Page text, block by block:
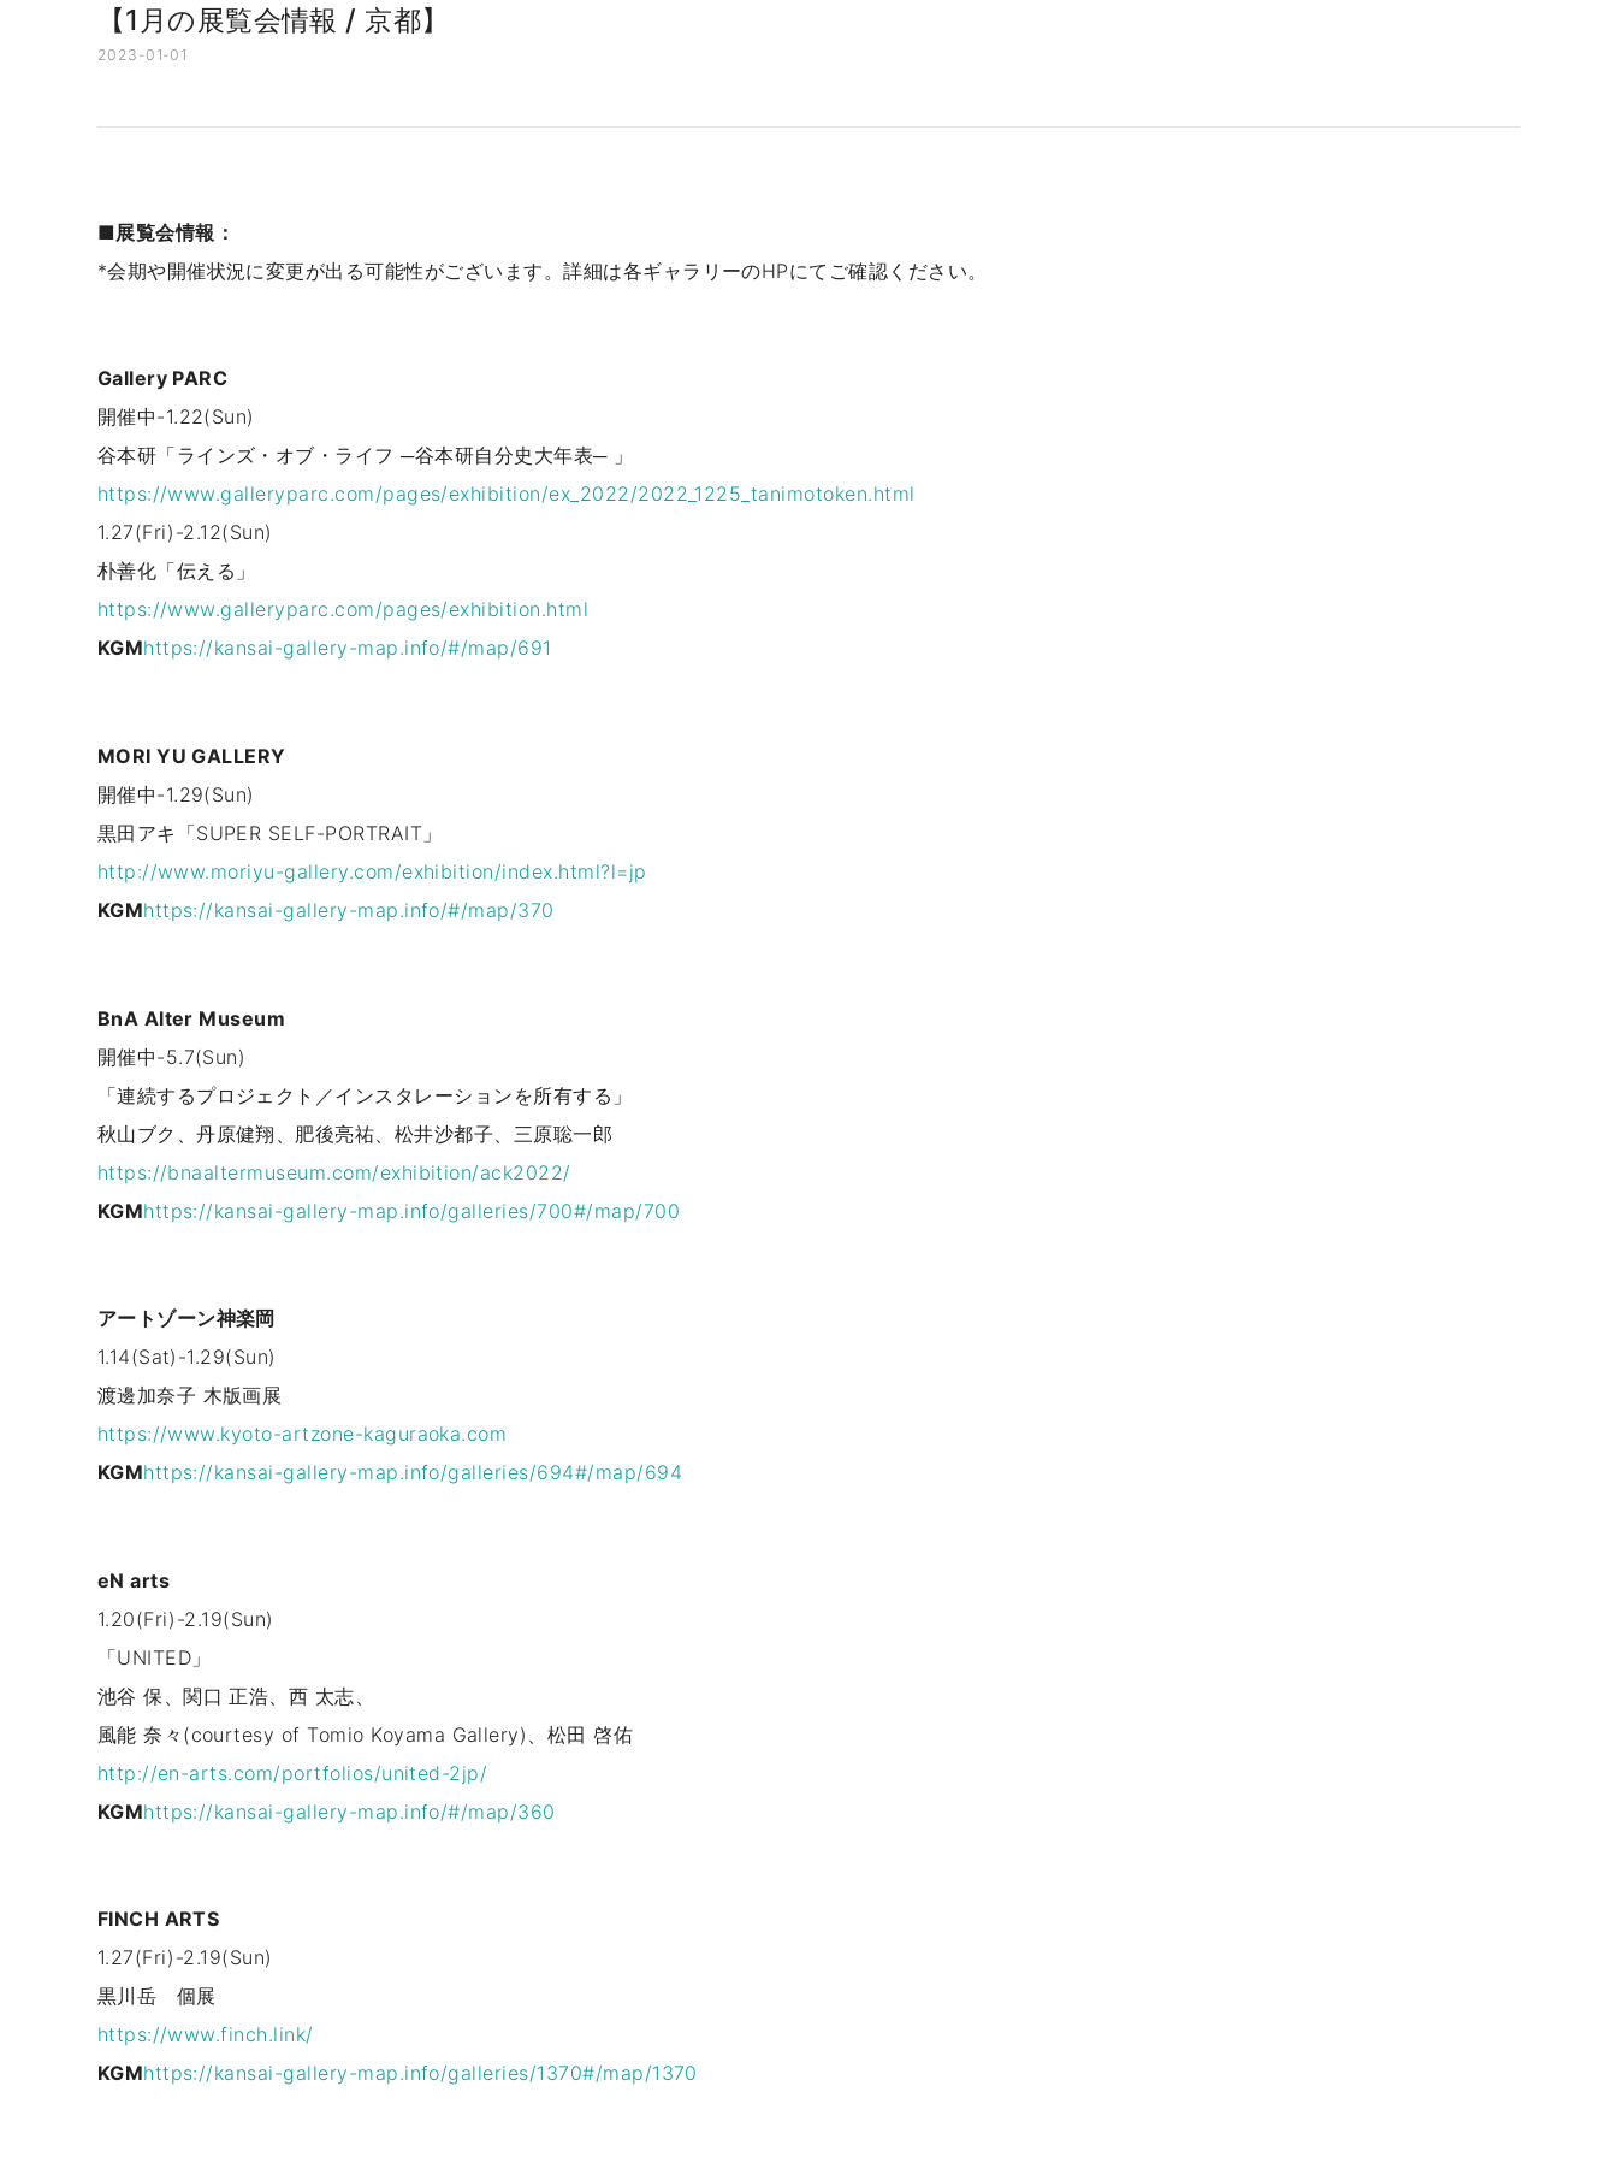
【1月の展覧会情報 / 京都】
2023-01-01
■展覧会情報：
*会期や開催状況に変更が出る可能性がございます。詳細は各ギャラリーのHPにてご確認ください。
Gallery PARC
開催中-1.22(Sun)
谷本研「ラインズ・オブ・ライフ ─谷本研自分史大年表─ 」
https://www.galleryparc.com/pages/exhibition/ex_2022/2022_1225_tanimotoken.html
1.27(Fri)-2.12(Sun)
朴善化「伝える」
https://www.galleryparc.com/pages/exhibition.html
KGMhttps://kansai-gallery-map.info/#/map/691
MORI YU GALLERY
開催中-1.29(Sun)
黒田アキ「SUPER SELF-PORTRAIT」
http://www.moriyu-gallery.com/exhibition/index.html?l=jp
KGMhttps://kansai-gallery-map.info/#/map/370
BnA Alter Museum
開催中-5.7(Sun)
「連続するプロジェクト／インスタレーションを所有する」
秋山ブク、丹原健翔、肥後亮祐、松井沙都子、三原聡一郎
https://bnaaltermuseum.com/exhibition/ack2022/
KGMhttps://kansai-gallery-map.info/galleries/700#/map/700
アートゾーン神楽岡
1.14(Sat)-1.29(Sun)
渡邊加奈子 木版画展
https://www.kyoto-artzone-kaguraoka.com
KGMhttps://kansai-gallery-map.info/galleries/694#/map/694
eN arts
1.20(Fri)-2.19(Sun)
「UNITED」
池谷 保、関口 正浩、西 太志、
風能 奈々(courtesy of Tomio Koyama Gallery)、松田 啓佑
http://en-arts.com/portfolios/united-2jp/
KGMhttps://kansai-gallery-map.info/#/map/360
FINCH ARTS
1.27(Fri)-2.19(Sun)
黒川岳 個展
https://www.finch.link/
KGMhttps://kansai-gallery-map.info/galleries/1370#/map/1370